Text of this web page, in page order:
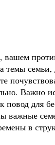
вашем
темы
Важно
повод для
важные
в